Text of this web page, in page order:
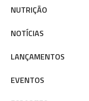
NUTRIÇÃO
NOTÍCIAS
LANÇAMENTOS
EVENTOS